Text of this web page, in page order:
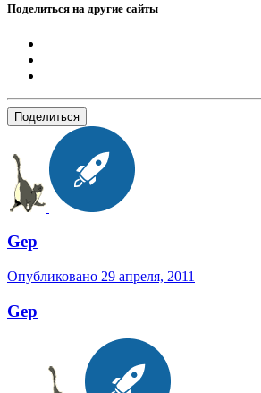
Поделиться на другие сайты
Поделиться
Gep
Опубликовано 29 апреля, 2011
Gep